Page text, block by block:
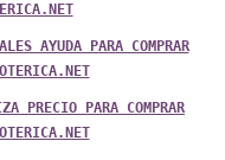
AYUDA PARA COMPRAR
PRECIO PARA COMPRAR